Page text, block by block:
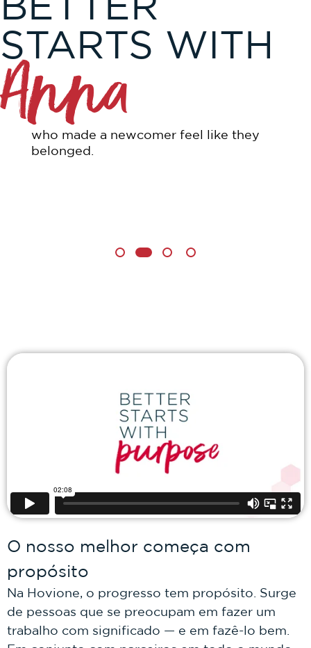
STARTS WITH
Anna
who made a newcomer feel like they
belonged.
O nosso melhor começa com
propósito
Na Hovione, o progresso tem propósito. Surge
de pessoas que se preocupam em fazer um
trabalho com significado — e em fazê-lo bem.